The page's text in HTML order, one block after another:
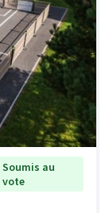
Soumis au
vote